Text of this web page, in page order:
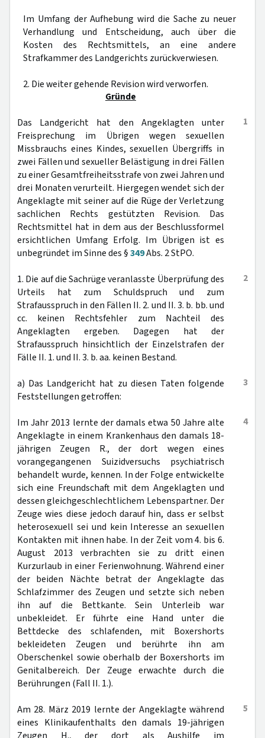
Im Umfang der Aufhebung wird die Sache zu neuer
Verhandlung und Entscheidung, auch über die
Kosten des Rechtsmittels, an eine andere
Strafkammer des Landgerichts zurückverwiesen.
2. Die weiter gehende Revision wird verworfen.
Gründe
1
Das Landgericht hat den Angeklagten unter
Freisprechung im Übrigen wegen sexuellen
Missbrauchs eines Kindes, sexuellen Übergriffs in
zwei Fällen und sexueller Belästigung in drei Fällen
zu einer Gesamtfreiheitsstrafe von zwei Jahren und
drei Monaten verurteilt. Hiergegen wendet sich der
Angeklagte mit seiner auf die Rüge der Verletzung
sachlichen Rechts gestützten Revision. Das
Rechtsmittel hat in dem aus der Beschlussformel
ersichtlichen Umfang Erfolg. Im Übrigen ist es
unbegründet im Sinne des §349Abs. 2 StPO.
2
1. Die auf die Sachrüge veranlasste Überprüfung des
Urteils hat zum Schuldspruch und zum
Strafausspruch in den Fällen II. 2. und II. 3. b. bb. und
cc. keinen Rechtsfehler zum Nachteil des
Angeklagten ergeben. Dagegen hat der
Strafausspruch hinsichtlich der Einzelstrafen der
Fälle II. 1. und II. 3. b. aa. keinen Bestand.
3
a) Das Landgericht hat zu diesen Taten folgende
Feststellungen getroffen:
4
Im Jahr 2013 lernte der damals etwa 50 Jahre alte
Angeklagte in einem Krankenhaus den damals 18-
jährigen Zeugen R., der dort wegen eines
vorangegangenen Suizidversuchs psychiatrisch
behandelt wurde, kennen. In der Folge entwickelte
sich eine Freundschaft mit dem Angeklagten und
dessen gleichgeschlechtlichem Lebenspartner. Der
Zeuge wies diese jedoch darauf hin, dass er selbst
heterosexuell sei und kein Interesse an sexuellen
Kontakten mit ihnen habe. In der Zeit vom 4. bis 6.
August 2013 verbrachten sie zu dritt einen
Kurzurlaub in einer Ferienwohnung. Während einer
der beiden Nächte betrat der Angeklagte das
Schlafzimmer des Zeugen und setzte sich neben
ihn auf die Bettkante. Sein Unterleib war
unbekleidet. Er führte eine Hand unter die
Bettdecke des schlafenden, mit Boxershorts
bekleideten Zeugen und berührte ihn am
Oberschenkel sowie oberhalb der Boxershorts im
Genitalbereich. Der Zeuge erwachte durch die
Berührungen (Fall II. 1.).
5
Am 28. März 2019 lernte der Angeklagte während
eines Klinikaufenthalts den damals 19-jährigen